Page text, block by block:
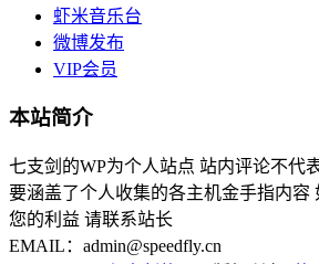
虾米音乐台
微博发布
VIP会员
本站简介
七支剑的WP为个人站点 站内评论不代
要涵盖了个人收集的各主机金手指内容
您的利益 请联系站长
EMAIL：admin@speedfly.cn